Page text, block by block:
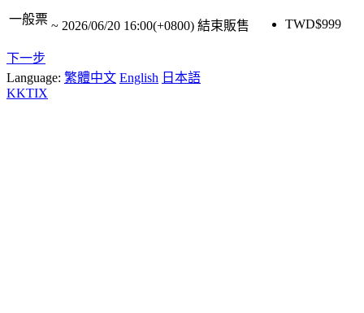
一般票 ~ 2026/06/20 16:00(+0800) 結束販售 TWD$999
下一步
Language: 繁體中文 English 日本語
KKTIX